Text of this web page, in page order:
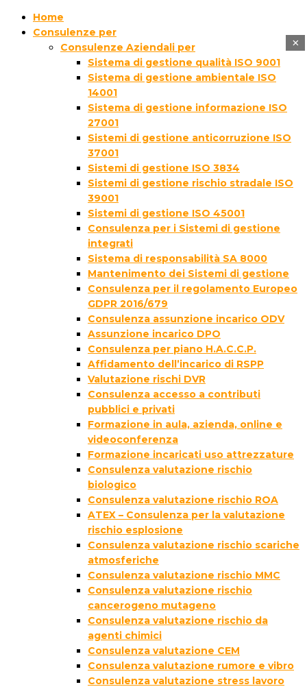
Home
Consulenze per
Consulenze Aziendali per
Sistema di gestione qualità ISO 9001
Sistema di gestione ambientale ISO
14001
Sistema di gestione informazione ISO
27001
Sistemi di gestione anticorruzione ISO
37001
Sistemi di gestione ISO 3834
Sistemi di gestione rischio stradale ISO
39001
Sistemi di gestione ISO 45001
Consulenza per i Sistemi di gestione
integrati
Sistema di responsabilità SA 8000
Mantenimento dei Sistemi di gestione
Consulenza per il regolamento Europeo
GDPR 2016/679
Consulenza assunzione incarico ODV
Assunzione incarico DPO
Consulenza per piano H.A.C.C.P.
Affidamento dell’incarico di RSPP
Valutazione rischi DVR
Consulenza accesso a contributi
pubblici e privati
Formazione in aula, azienda, online e
videoconferenza
Formazione incaricati uso attrezzature
Consulenza valutazione rischio
biologico
Consulenza valutazione rischio ROA
ATEX – Consulenza per la valutazione
rischio esplosione
Consulenza valutazione rischio scariche
atmosferiche
Consulenza valutazione rischio MMC
Consulenza valutazione rischio
cancerogeno mutageno
Consulenza valutazione rischio da
agenti chimici
Consulenza valutazione CEM
Consulenza valutazione rumore e vibro
Consulenza valutazione stress lavoro
×